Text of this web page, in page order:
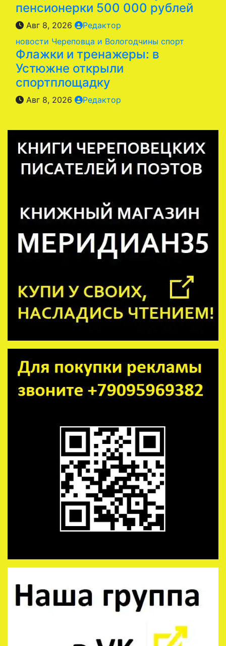
пенсионерки 500 000 рублей
Авг 8, 2026
Редактор
новости Череповца и Вологодчины спорт
Флажки и тренажеры: в
Устюжне открыли
спортплощадку
Авг 8, 2026 Редактор